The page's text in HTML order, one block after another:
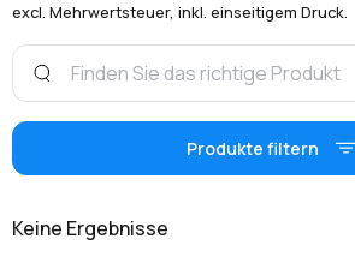
excl. Mehrwertsteuer, inkl. einseitigem Druck.
Produkte filtern
Keine Ergebnisse